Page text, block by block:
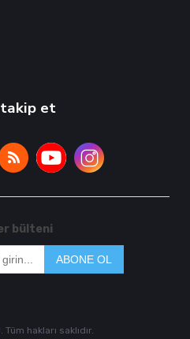
et
bülteni
ABONE OL
hakları saklıdır.